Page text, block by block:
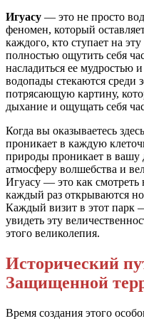
Игуасу — это не просто
феномен, который
каждого, кто ступает на
полностью ощутить себя
насладиться ее мудростью
водопады стекаются среди
потрясающую картину,
дыхание и ощущать себя
Когда вы оказываетесь
проникает в каждую
природы проникает в вашу
атмосферу волшебства и
Игуасу — это как смотреть
каждый раз открываются
Каждый визит в этот парк
увидеть эту
этого великолепия.
Исторический
Защищенной
Время создания этого